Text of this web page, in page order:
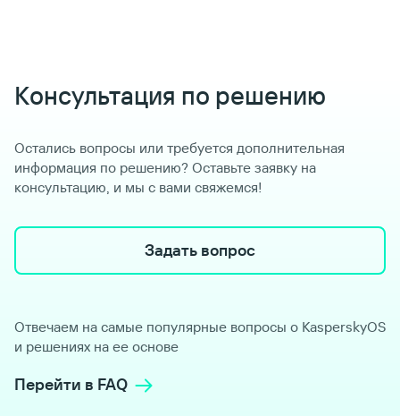
Консультация по решению
Остались вопросы или требуется дополнительная
информация по решению? Оставьте заявку на
консультацию, и мы с вами свяжемся!
Задать вопрос
Отвечаем на самые популярные вопросы о KasperskyOS
и решениях на ее основе
Перейти в FAQ